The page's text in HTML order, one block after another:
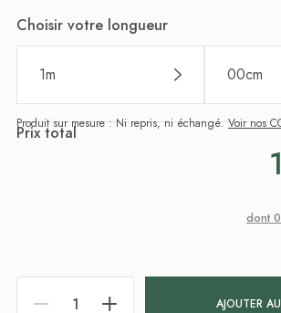
Choisir votre longueur
1m 00cm
Produit sur mesure : Ni repris, ni échangé.Voir nos
Prix total
dont
AJOUTER